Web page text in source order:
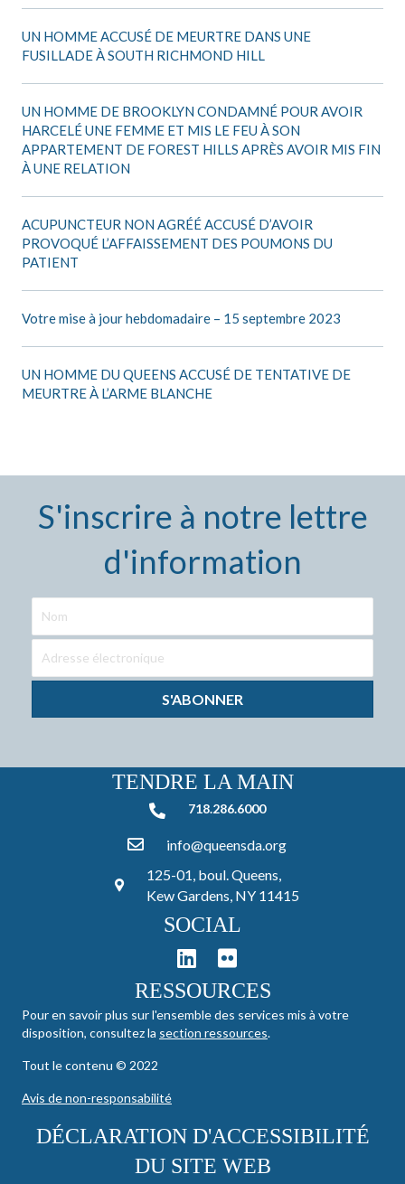
UN HOMME ACCUSÉ DE MEURTRE DANS UNE
FUSILLADE À SOUTH RICHMOND HILL
UN HOMME DE BROOKLYN CONDAMNÉ POUR AVOIR
HARCELÉ UNE FEMME ET MIS LE FEU À SON
APPARTEMENT DE FOREST HILLS APRÈS AVOIR MIS FIN
À UNE RELATION
ACUPUNCTEUR NON AGRÉÉ ACCUSÉ D’AVOIR
PROVOQUÉ L’AFFAISSEMENT DES POUMONS DU
PATIENT
Votre mise à jour hebdomadaire – 15 septembre 2023
UN HOMME DU QUEENS ACCUSÉ DE TENTATIVE DE
MEURTRE À L’ARME BLANCHE
S'inscrire à notre lettre
d'information
S'ABONNER
TENDRE LA MAIN
718.286.6000718.286.6000
info@queensda.org
125-01, boul. Queens,
Kew Gardens, NY 11415
SOCIAL
RESSOURCES
Pour en savoir plus sur l'ensemble des services mis à votre
disposition, consultez la section ressources.
Tout le contenu © 2022
Avis de non-responsabilité
DÉCLARATION D'ACCESSIBILITÉ
DU SITE WEB